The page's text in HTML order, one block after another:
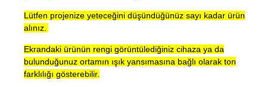
Lütfen projenize yeteceğini düşündüğünüz sayı kadar ürün
alınız.
Ekrandaki ürünün rengi görüntülediğiniz cihaza ya da
bulunduğunuz ortamın ışık yansımasına bağlı olarak ton
farklılığı gösterebilir.